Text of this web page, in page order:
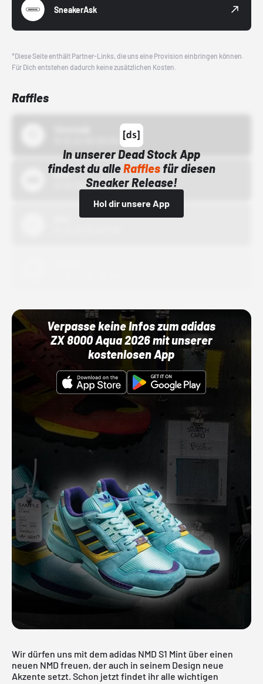
SneakerAsk
*Diese Seite enthält Partner-Links, die uns eine Provision einbringen können.
Für Dich entstehen dadurch keine zusätzlichen Kosten.
Raffles
In unserer Dead Stock App
findest du alleRafflesfür diesen
Sneaker Release!
Hol dir unsere App
Bstn
01.10.22 00:00 Uhr
Verpasse keine Infos zum adidas
ZX 8000 Aqua 2026 mit unserer
kostenlosen App
Wir dürfen uns mit dem adidas NMD S1 Mint über einen
neuen NMD freuen, der auch in seinem Design neue
Akzente setzt. Schon jetzt findet ihr alle wichtigen